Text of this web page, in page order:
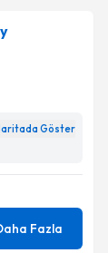
Göster
Fazla